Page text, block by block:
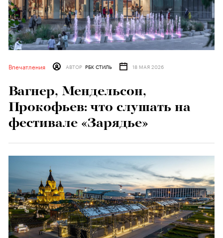
Впечатления АВТОР РБК СТИЛЬ 18 МАЯ 2026
Вагнер, Мендельсон,
Прокофьев: что слушать на
фестивале «Зарядье»